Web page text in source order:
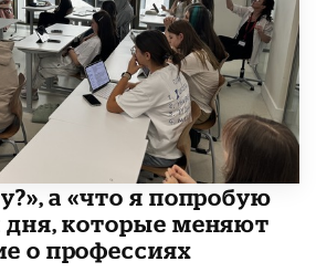
а «что я попробую
дня, которые меняют
о профессиях